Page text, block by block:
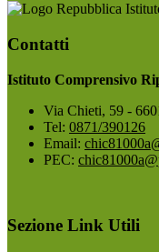
Contatti
Istituto Comprensivo
Via Chieti, 59 -
Tel: 0871/390126
Email:
PEC:
Sezione Link Utili